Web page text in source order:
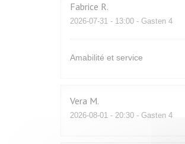
Fabrice R
2026-07-31 - 13:00 - Gasten 4
Amabilité et service
Vera M
2026-08-01 - 20:30 - Gasten 4